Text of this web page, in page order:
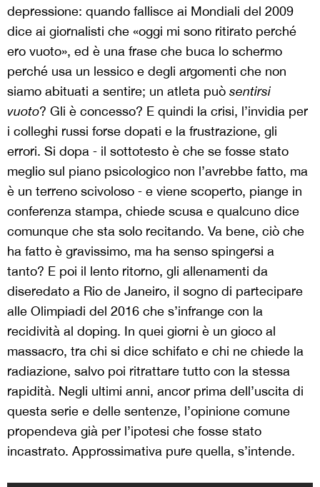
depressione: quando fallisce ai Mondiali del 2009
dice ai giornalisti che «oggi mi sono ritirato perché
ero vuoto», ed è una frase che buca lo schermo
perché usa un lessico e degli argomenti che non
siamo abituati a sentire; un atleta può sentirsi
vuoto? Gli è concesso? E quindi la crisi, l’invidia per
i colleghi russi forse dopati e la frustrazione, gli
errori. Si dopa ‒ il sottotesto è che se fosse stato
meglio sul piano psicologico non l’avrebbe fatto, ma
è un terreno scivoloso ‒ e viene scoperto, piange in
conferenza stampa, chiede scusa e qualcuno dice
comunque che sta solo recitando. Va bene, ciò che
ha fatto è gravissimo, ma ha senso spingersi a
tanto? E poi il lento ritorno, gli allenamenti da
diseredato a Rio de Janeiro, il sogno di partecipare
alle Olimpiadi del 2016 che s’infrange con la
recidività al doping. In quei giorni è un gioco al
massacro, tra chi si dice schifato e chi ne chiede la
radiazione, salvo poi ritrattare tutto con la stessa
rapidità. Negli ultimi anni, ancor prima dell’uscita di
questa serie e delle sentenze, l’opinione comune
propendeva già per l’ipotesi che fosse stato
incastrato. Approssimativa pure quella, s’intende.